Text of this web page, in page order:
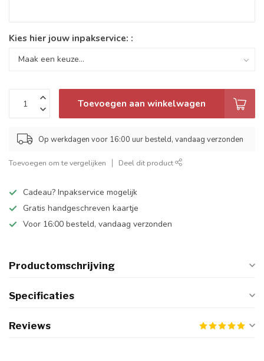
Kies hier jouw inpakservice: :
Toevoegen aan winkelwagen
Op werkdagen voor 16:00 uur besteld, vandaag verzonden
Toevoegen om te vergelijken Deel dit product
Cadeau? Inpakservice mogelijk
Gratis handgeschreven kaartje
Voor 16:00 besteld, vandaag verzonden
Productomschrijving
Specificaties
Reviews